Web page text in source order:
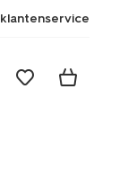
klantenservice